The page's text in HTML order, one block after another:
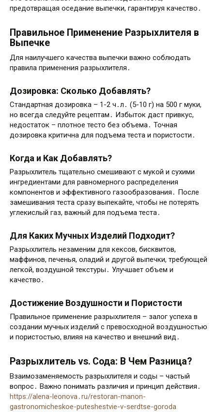
предотвращая оседание выпечки, гарантируя качество․
Правильное Применение Разрыхлителя в
Выпечке
Для наилучшего качества выпечки важно соблюдать
правила применения разрыхлителя․
Дозировка: Сколько Добавлять?
Стандартная дозировка – 1-2 ч․л․ (5-10 г) на 500 г муки,
но всегда следуйте рецептам․ Избыток даст привкус,
недостаток – плотное тесто без объема․ Точная
дозировка критична для подъема теста и пористости․
Когда и Как Добавлять?
Разрыхлитель тщательно смешивают с мукой и сухими
ингредиентами для равномерного распределения
компонентов и эффективного газообразования․ После
замешивания теста сразу выпекайте, чтобы не потерять
углекислый газ, важный для подъема теста․
Для Каких Мучных Изделий Подходит?
Разрыхлитель незаменим для кексов, бисквитов,
маффинов, печенья, оладий и другой выпечки, требующей
легкой, воздушной текстуры․ Улучшает объем и
качество․
Достижение Воздушности и Пористости
Правильное применение разрыхлителя – залог успеха в
создании мучных изделий с превосходной воздушностью
и пористостью, влияя на качество и внешний вид․
Разрыхлитель vs․ Сода: В Чем Разница?
Взаимозаменяемость разрыхлителя и соды – частый
вопрос․ Важно понимать различия и принцип действия․
https://alena-leonova․ru/restoran-manon-
gastronomicheskoe-puteshestvie-v-serdtse-goroda